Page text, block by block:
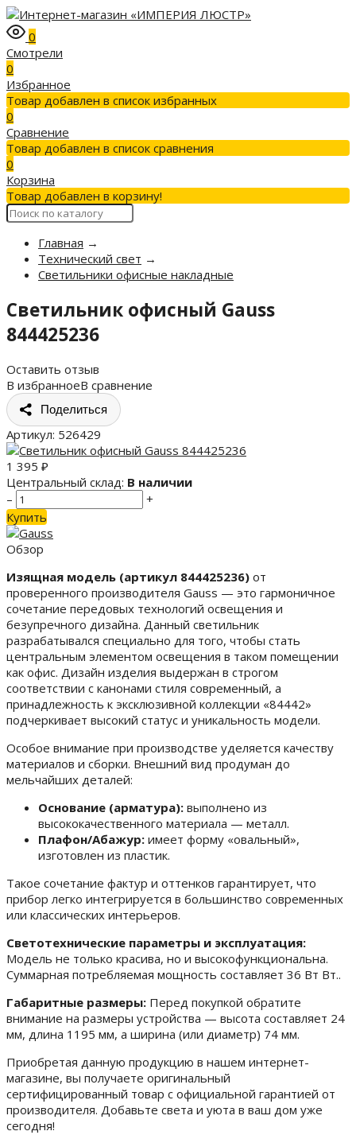
0
Смотрели
0
Избранное
Товар добавлен в список избранных
0
Сравнение
Товар добавлен в список сравнения
0
Корзина
Товар добавлен в корзину!
Главная →
Технический свет →
Светильники офисные накладные
Светильник офисный Gauss
844425236
Оставить отзыв
В избранноеВ сравнение
Поделиться
Артикул: 526429
1 395 ₽
Центральный склад: В наличии
–
+
Купить
Обзор
Изящная модель (артикул 844425236) от
проверенного производителя Gauss — это гармоничное
сочетание передовых технологий освещения и
безупречного дизайна. Данный светильник
разрабатывался специально для того, чтобы стать
центральным элементом освещения в таком помещении
как офис. Дизайн изделия выдержан в строгом
соответствии с канонами стиля современный, а
принадлежность к эксклюзивной коллекции «84442»
подчеркивает высокий статус и уникальность модели.
Особое внимание при производстве уделяется качеству
материалов и сборки. Внешний вид продуман до
мельчайших деталей:
Основание (арматура): выполнено из
высококачественного материала — металл.
Плафон/Абажур: имеет форму «овальный»,
изготовлен из пластик.
Такое сочетание фактур и оттенков гарантирует, что
прибор легко интегрируется в большинство современных
или классических интерьеров.
Светотехнические параметры и эксплуатация:
Модель не только красива, но и высокофункциональна.
Суммарная потребляемая мощность составляет 36 Вт Вт..
Габаритные размеры: Перед покупкой обратите
внимание на размеры устройства — высота составляет 24
мм, длина 1195 мм, а ширина (или диаметр) 74 мм.
Приобретая данную продукцию в нашем интернет-
магазине, вы получаете оригинальный
сертифицированный товар с официальной гарантией от
производителя. Добавьте света и уюта в ваш дом уже
сегодня!